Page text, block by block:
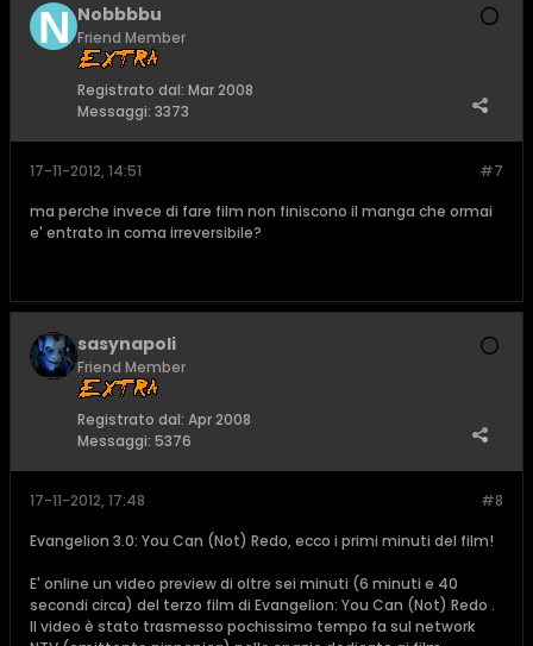
Nobbbbu
Friend Member
Registrato dal: Mar 2008
Messaggi: 3373
#7
17-11-2012, 14:51
ma perche invece di fare film non finiscono il manga che ormai
e' entrato in coma irreversibile?
sasynapoli
Friend Member
Registrato dal: Apr 2008
Messaggi: 5376
#8
17-11-2012, 17:48
Evangelion 3.0: You Can (Not) Redo, ecco i primi minuti del film!
E' online un video preview di oltre sei minuti (6 minuti e 40
secondi circa) del terzo film di Evangelion: You Can (Not) Redo .
Il video è stato trasmesso pochissimo tempo fa sul network